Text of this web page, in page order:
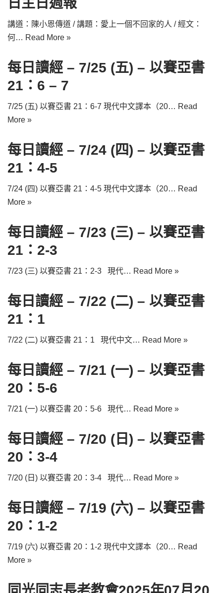
日主日週報
講道：陳小恩傳道 / 講題：愛上一個不回家的人 / 經文：
何… Read More »
每日讀經 – 7/25 (五) – 以賽亞書
21：6 – 7
7/25 (五) 以賽亞書 21：6-7 現代中文譯本（20… Read
More »
每日讀經 – 7/24 (四) – 以賽亞書
21：4-5
7/24 (四) 以賽亞書 21：4-5 現代中文譯本（20… Read
More »
每日讀經 – 7/23 (三) – 以賽亞書
21：2-3
7/23 (三) 以賽亞書 21：2-3 現代… Read More »
每日讀經 – 7/22 (二) – 以賽亞書
21：1
7/22 (二) 以賽亞書 21：1 現代中文… Read More »
每日讀經 – 7/21 (一) – 以賽亞書
20：5-6
7/21 (一) 以賽亞書 20：5-6 現代… Read More »
每日讀經 – 7/20 (日) – 以賽亞書
20：3-4
7/20 (日) 以賽亞書 20：3-4 現代… Read More »
每日讀經 – 7/19 (六) – 以賽亞書
20：1-2
7/19 (六) 以賽亞書 20：1-2 現代中文譯本（20… Read
More »